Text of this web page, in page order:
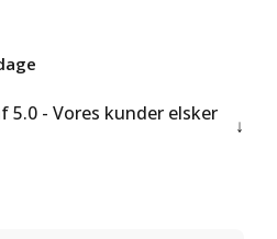
5.0 - Vores kunder elsker